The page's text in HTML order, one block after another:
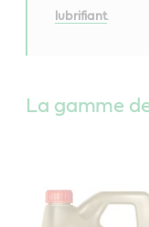
lubrifiant.
La gamme